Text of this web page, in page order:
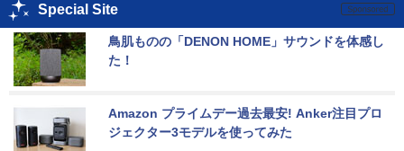
Special Site
鳥肌ものの「DENON HOME」サウンドを体感し
た！
Amazon プライムデー過去最安! Anker注目プロ
ジェクター3モデルを使ってみた